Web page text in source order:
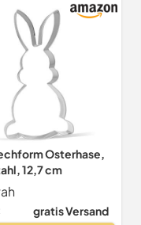
Osterhase,
12,7 cm
gratis Versand